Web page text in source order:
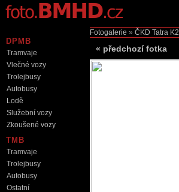
Fotogalerie » ČKD Tatra K2
« předchozí fotka
DPMB
Tramvaje
Vlečné vozy
Trolejbusy
Autobusy
Lodě
Služební vozy
Zkoušené vozy
TMB
Tramvaje
Trolejbusy
Autobusy
Ostatní